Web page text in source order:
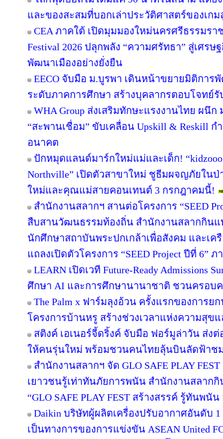
และของสะสมที่บอกเล่าประวัติศาสตร์ของเก
CEA ภาคใต้ เปิดมุมมองใหม่นครศรีธรรมรา
Festival 2026 ปลุกพลัง “ความศรัทธา” สู่เศร
พัฒนาเมืองอย่างยั่งยืน
EECO จับมือ ม.บูรพา เดินหน้าขยายมิติกา
ระดับภาคการศึกษา สร้างบุคลากรตอบโจทย์
WHA Group ส่งเสริมทักษะแรงงานไทย ผนึก
“สะพานเชื่อม” ขับเคลื่อน Upskill & Reskill
อนาคต
ปักหมุดแลนด์มาร์กใหม่แม่และเด็ก!
Northville” เปิดตัวสาขาใหม่ ชูธีมผจญภัยในป่
ใหม่และคุณแม่สายคอนเทนต์ 3 กรกฎาคมนี้!
สำนักงานสลากฯ สานต่อโครงการ “SEED
สืบสานวัฒนธรรมท้องถิ่น สำนักงานสลากกินแ
นักศึกษาสถาบันพระปกเกล้าเพื่อสังคม และเครื
แถลงเปิดตัวโครงการ “SEED Project ปีที่ 6”
LEARN เปิดเวที Future-Ready Admissions
ศึกษา AI และการศึกษานานาชาติ ชวนครอบ
The Palm x ฟาร์มลุงอ้วน ครั้งแรกของการย
โครงการบ้านหรู สร้างช่วงเวลาแห่งความสุข
สติงค์ เอเนอร์จี้ดริ้งค์ จับมือ ฟอร์มูล่าวัน ส่ง
ให้คนรุ่นใหม่ พร้อมชวนคนไทยลุ้นบินลัดฟ้าชม
สำนักงานสลากฯ จัด GLO SAFE PLAY
เยาวชนรู้เท่าทันภัยการพนัน สำนักงานสลาก
“GLO SAFE PLAY FEST สร้างสรรค์ รู้ทันพนั
Daikin บริษัทผู้ผลิตเครื่องปรับอากาศอันดับ
เป็นทางการของการแข่งขัน ASEAN United